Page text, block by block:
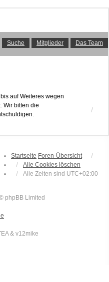
Suche Mitglieder Das Team
auf Weiteres wegen
Wir bitten die
Startseite Foren-Übersicht
Alle Cookies löschen
Alle Zeiten sind UTC+02:00
phpBB Limited
& v12mike